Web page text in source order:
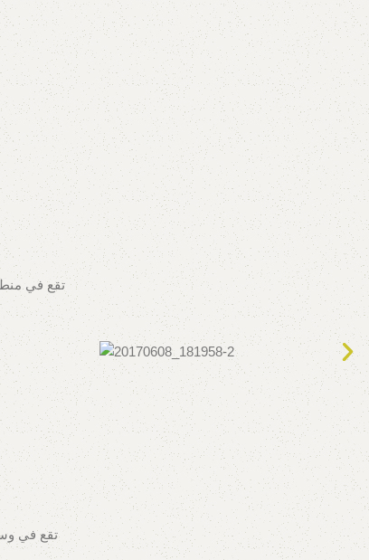
تقع في
تقع في